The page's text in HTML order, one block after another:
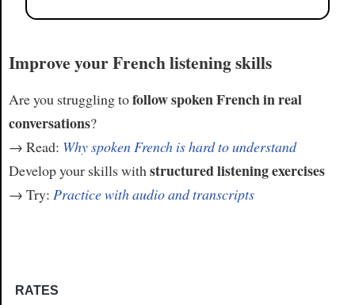
Improve your French listening skills
Are you struggling tofollow spoken French in real
conversations?
→ Read: Why spoken French is hard to understand
Develop your skills withstructured listening exercises
→ Try: Practice with audio and transcripts
RATES